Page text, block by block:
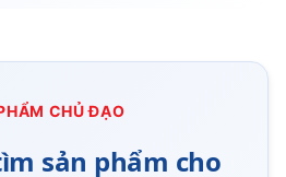
CHỦ ĐẠO
sản phẩm cho